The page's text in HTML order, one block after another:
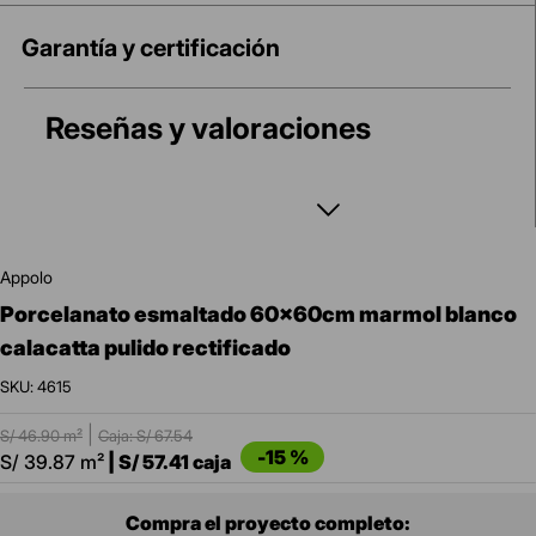
Garantía y certificación
Reseñas y valoraciones
appolo
porcelanato esmaltado 60x60cm marmol blanco
calacatta pulido rectificado
:4615
S/46.90m² Caja: S/67.54
S/ 39.87 m² S/57.41 caja -15 %
Compra el proyecto completo: